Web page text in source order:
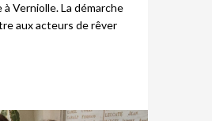
Verniolle. La démarche
aux acteurs de rêver